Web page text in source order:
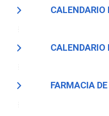
CALENDARIO
FARMACIA